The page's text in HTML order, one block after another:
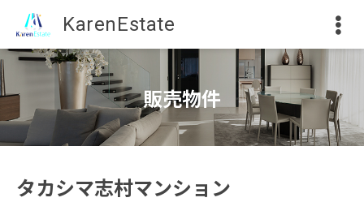
KarenEstate
販売物件
タカシマ志村マンション